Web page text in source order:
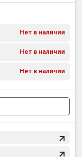
Нет в наличии
Нет в наличии
Нет в наличии